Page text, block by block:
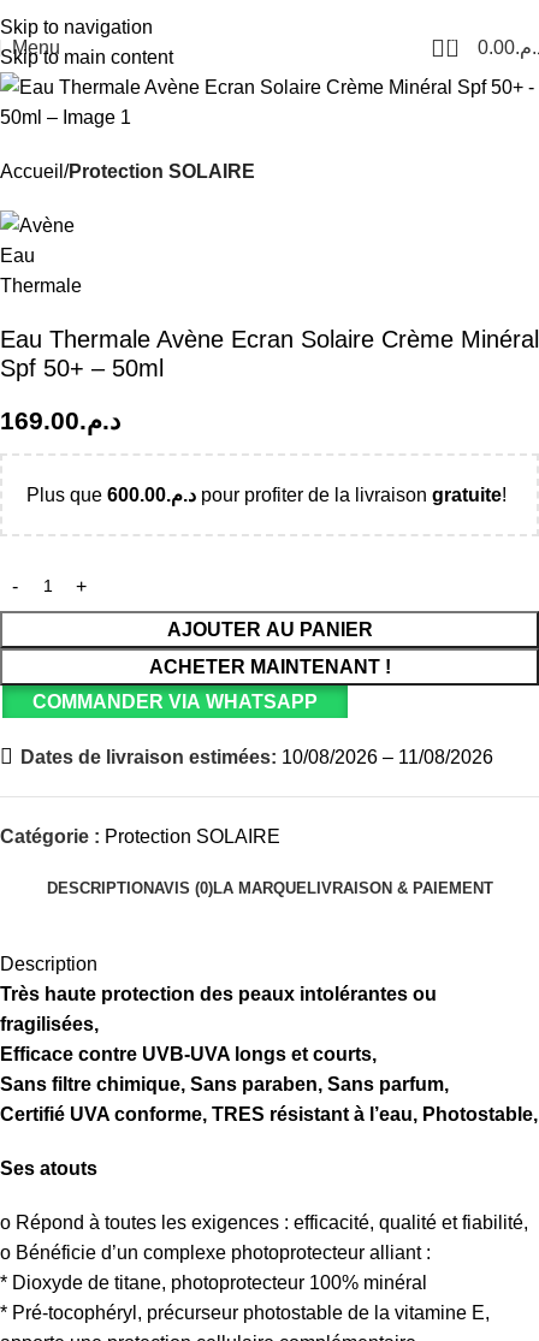
Skip to navigation
Skip to main content
Menu 0 0.00
Accueil Protection SOLAIRE
Eau Thermale Avène Ecran Solaire Crème Minéral
Spf 50+ – 50ml
د.م.169.00
Plus que د.م.600.00 pour profiter de la livraison gratuite!
AJOUTER AU PANIER
ACHETER MAINTENANT !
COMMANDER VIA WHATSAPP
Dates de livraison estimées: 10/08/2026 – 11/08/2026
Catégorie : Protection SOLAIRE
DESCRIPTIONAVIS (0)LA MARQUELIVRAISON & PAIEMENT
Description
Très haute protection des peaux intolérantes ou
fragilisées,
Efficace contre UVB-UVA longs et courts,
Sans filtre chimique, Sans paraben, Sans parfum,
Certifié UVA conforme, TRES résistant à l’eau, Photostable,
Ses atouts
o Répond à toutes les exigences : efficacité, qualité et fiabilité,
o Bénéficie d’un complexe photoprotecteur alliant :
* Dioxyde de titane, photoprotecteur 100% minéral
* Pré-tocophéryl, précurseur photostable de la vitamine E,